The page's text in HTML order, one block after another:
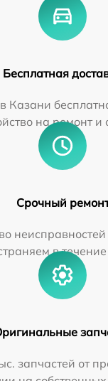
Бесплатная
Казани
на ремонт и
Срочный
в
запчастей от